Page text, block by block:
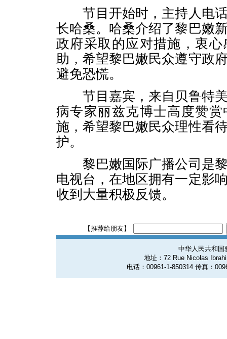
节目开始时，主持人电话
长哈桑。哈桑介绍了黎巴嫩
政府采取的应对措施，衷
助，希望黎巴嫩民众遵守政
避免恐慌。
节目嘉宾，来自贝鲁特美
病专家丽兹克博士高度赞
施，希望黎巴嫩民众理性看
护。
黎巴嫩国际广播公司是黎
电视台，在地区拥有一定影
收到大量积极反馈。
【推荐给朋友】
中华人民共和国
地址：72 Rue Nicolas
电话：00961-1-850314 传真：